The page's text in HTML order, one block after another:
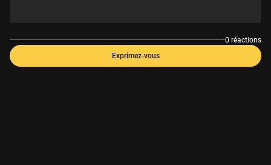
0 réactions
Exprimez-vous